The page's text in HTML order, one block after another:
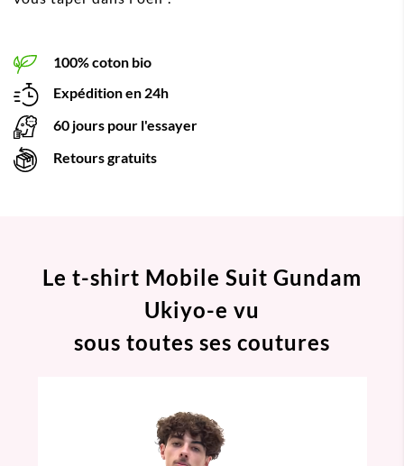
100% coton bio
Expédition en 24h
60 jours pour l'essayer
Retours gratuits
Le t-shirt Mobile Suit Gundam
Ukiyo-e vu
sous toutes ses coutures